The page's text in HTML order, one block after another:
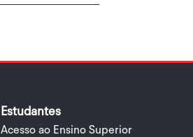
Estudantes
Acesso ao Ensino Superior